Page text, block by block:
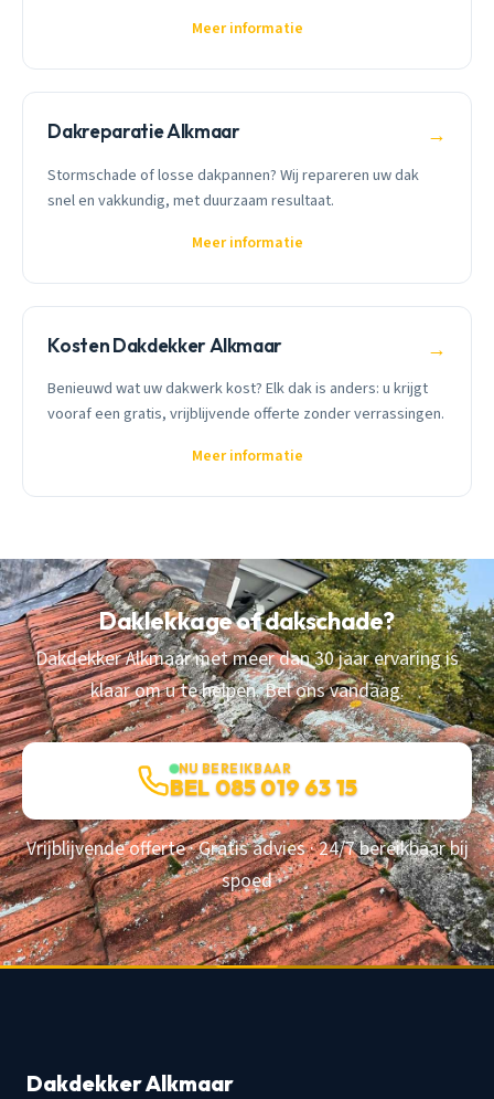
Meer informatie
Dakreparatie Alkmaar →
Stormschade of losse dakpannen? Wij repareren uw dak
snel en vakkundig, met duurzaam resultaat.
Meer informatie
Kosten Dakdekker Alkmaar →
Benieuwd wat uw dakwerk kost? Elk dak is anders: u krijgt
vooraf een gratis, vrijblijvende offerte zonder verrassingen.
Meer informatie
Daklekkage of dakschade?
Dakdekker Alkmaar met meer dan 30 jaar ervaring is
klaar om u te helpen. Bel ons vandaag.
NU BEREIKBAAR
BEL 085 019 63 15
Vrijblijvende offerte · Gratis advies · 24/7 bereikbaar bij
spoed
Dakdekker Alkmaar